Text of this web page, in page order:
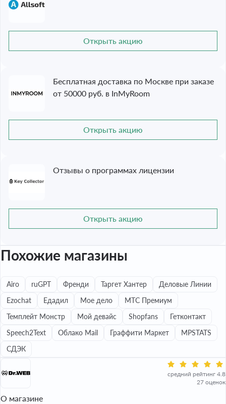
Открыть акцию
Бесплатная доставка по Москве при заказе
от 50000 руб. в InMyRoom
Открыть акцию
Отзывы о программах лицензии
Открыть акцию
Похожие магазины
Airo ruGPT Френди Таргет Хантер
Деловые Линии
Ezochat
Едадил Мое дело
МТС Премиум
Темплейт Монстр
Мой девайс Shopfans
Гетконтакт
Speech2Text
Облако Mail Граффити Маркет
MPSTATS
СДЭК
средний рейтинг 4.8
27 оценок
О магазине